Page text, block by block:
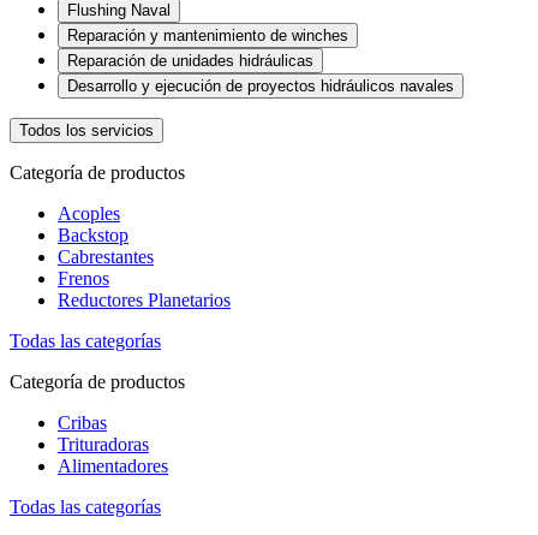
Flushing Naval
Reparación y mantenimiento de winches
Reparación de unidades hidráulicas
Desarrollo y ejecución de proyectos hidráulicos navales
Todos los servicios
Categoría de productos
Acoples
Backstop
Cabrestantes
Frenos
Reductores Planetarios
Todas las categorías
Categoría de productos
Cribas
Trituradoras
Alimentadores
Todas las categorías